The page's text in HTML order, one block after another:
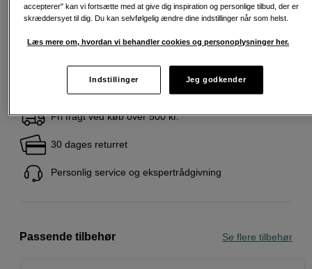
Dette produkt er en del af vores Back to Work-
udvalg – nøje udvalgt til kreative arbejdsflows.
Læs mere
Fri fragt ved køb over 500 kr.
30 dages returret
Personlig service og ekspertrådgivning
Passende tilbehør Se flere tilbehør
accepterer" kan vi fortsætte med at give dig inspiration og personlige tilbud, der er
skræddersyet til dig. Du kan selvfølgelig ændre dine indstillinger når som helst.
Læs mere om, hvordan vi behandler cookies og personoplysninger her.
Indstillinger Jeg godkender